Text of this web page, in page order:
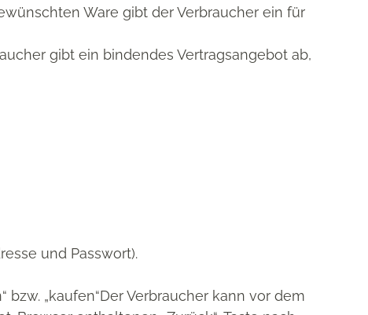
Ware gibt der Verbraucher ein für
gibt ein bindendes Vertragsangebot ab,
und Passwort).
„kaufen“Der Verbraucher kann vor dem